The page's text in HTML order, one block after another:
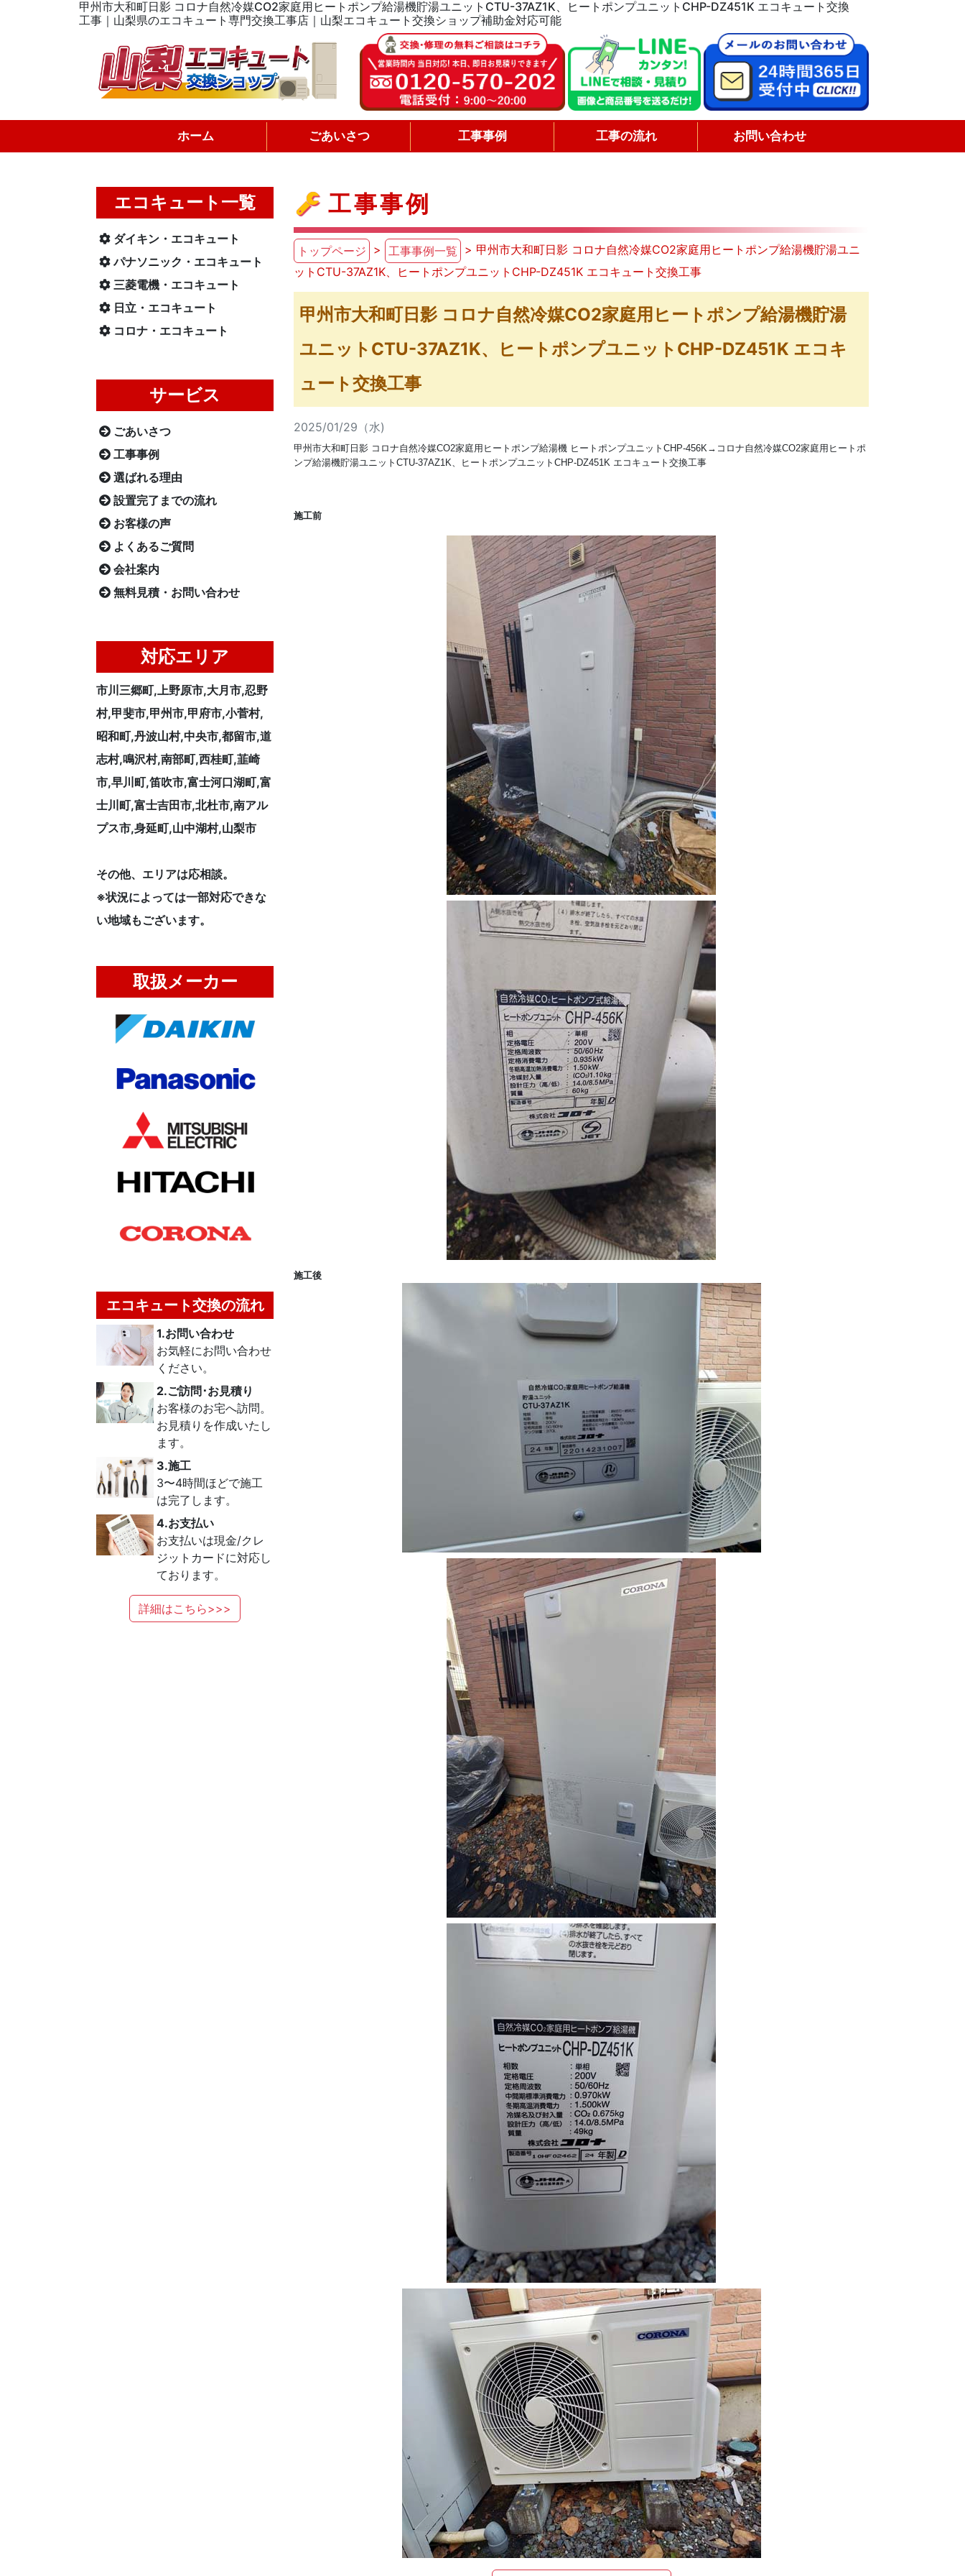
甲州市大和町日影 コロナ自然冷媒CO2家庭用ヒートポンプ給湯機貯湯ユニットCTU-37AZ1K、ヒートポンプユニットCHP-DZ451K エコキュート交換
工事｜山梨県のエコキュート専門交換工事店｜山梨エコキュート交換ショップ補助金対応可能
ホーム ごあいさつ 工事事例 工事の流れ お問い合わせ
エコキュート一覧
ダイキン・エコキュート
パナソニック・エコキュート
三菱電機・エコキュート
日立・エコキュート
コロナ・エコキュート
サービス
ごあいさつ
工事事例
選ばれる理由
設置完了までの流れ
お客様の声
よくあるご質問
会社案内
無料見積・お問い合わせ
対応エリア
市川三郷町,上野原市,大月市,忍野
村,甲斐市,甲州市,甲府市,小菅村,
昭和町,丹波山村,中央市,都留市,道
志村,鳴沢村,南部町,西桂町,韮崎
市,早川町,笛吹市,富士河口湖町,富
士川町,富士吉田市,北杜市,南アル
プス市,身延町,山中湖村,山梨市
その他、エリアは応相談。
※状況によっては一部対応できな
い地域もございます。
取扱メーカー
エコキュート交換の流れ
1.お問い合わせ
お気軽にお問い合わせ
ください。
2.ご訪問･お見積り
お客様のお宅へ訪問。
お見積りを作成いたし
ます。
3.施工
3〜4時間ほどで施工
は完了します。
4.お支払い
お支払いは現金/クレ
ジットカードに対応し
ております。
詳細はこちら>>>
工事事例
トップページ > 工事事例一覧 > 甲州市大和町日影 コロナ自然冷媒CO2家庭用ヒートポンプ給湯機貯湯ユニ
ットCTU-37AZ1K、ヒートポンプユニットCHP-DZ451K エコキュート交換工事
甲州市大和町日影 コロナ自然冷媒CO2家庭用ヒートポンプ給湯機貯湯
ユニットCTU-37AZ1K、ヒートポンプユニットCHP-DZ451K エコキ
ュート交換工事
2025/01/29（水)
甲州市大和町日影 コロナ自然冷媒CO2家庭用ヒートポンプ給湯機 ヒートポンプユニットCHP-456K→コロナ自然冷媒CO2家庭用ヒートポ
ンプ給湯機貯湯ユニットCTU-37AZ1K、ヒートポンプユニットCHP-DZ451K エコキュート交換工事
施工前
施工後